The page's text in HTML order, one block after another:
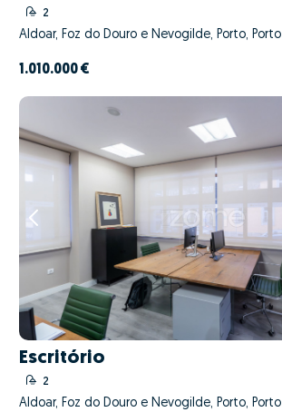
2
Aldoar, Foz do Douro e Nevogilde, Porto, Porto
1.010.000 €
Escritório
2
Aldoar, Foz do Douro e Nevogilde, Porto, Porto